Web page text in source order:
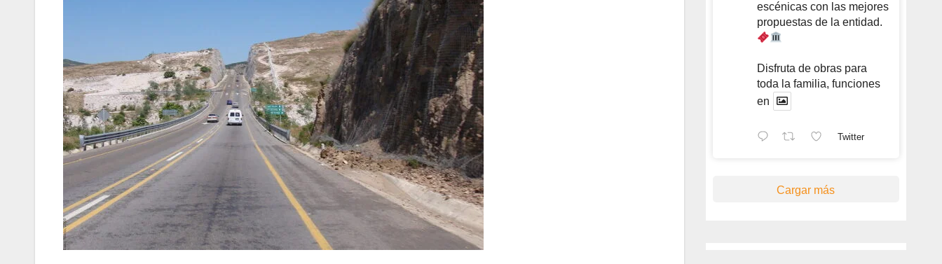
escénicas con las mejores
propuestas de la entidad.
Disfruta de obras para
toda la familia, funciones
en
Twitter
Cargar más